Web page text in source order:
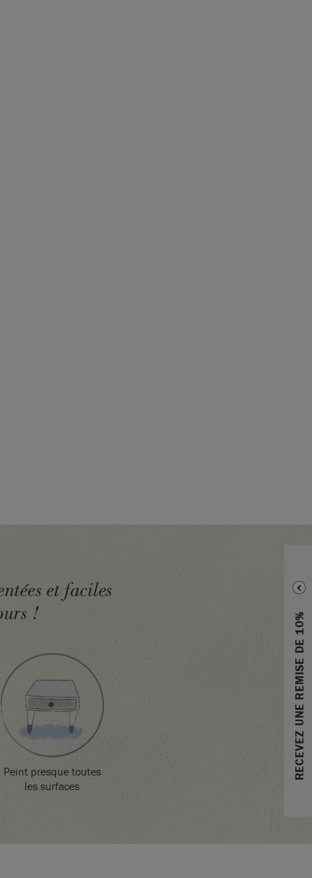
RECEVEZ UNE REMISE DE 10%
et faciles
!
Peint presque toutes
les surfaces